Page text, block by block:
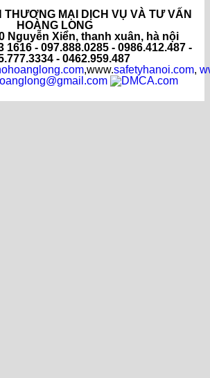
THƯƠNG MẠI DỊCH VỤ VÀ TƯ VẤN
HOÀNG LONG
Nguyễn Xiển, thanh xuân, hà nội
1616 - 097.888.0285 - 0986.412.487 -
- 0462.959.487
,www.safetyhanoi.com,